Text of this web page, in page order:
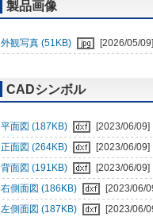
製品画像
外観写真 (51KB) [2026/05/09]
CADシンボル
平面図 (187KB)
[2023/06/09]
正面図 (264KB)
[2023/06/09]
背面図 (191KB)
[2023/06/09]
右側面図 (186KB)
[2023/06/
左側面図 (187KB)
[2023/06/